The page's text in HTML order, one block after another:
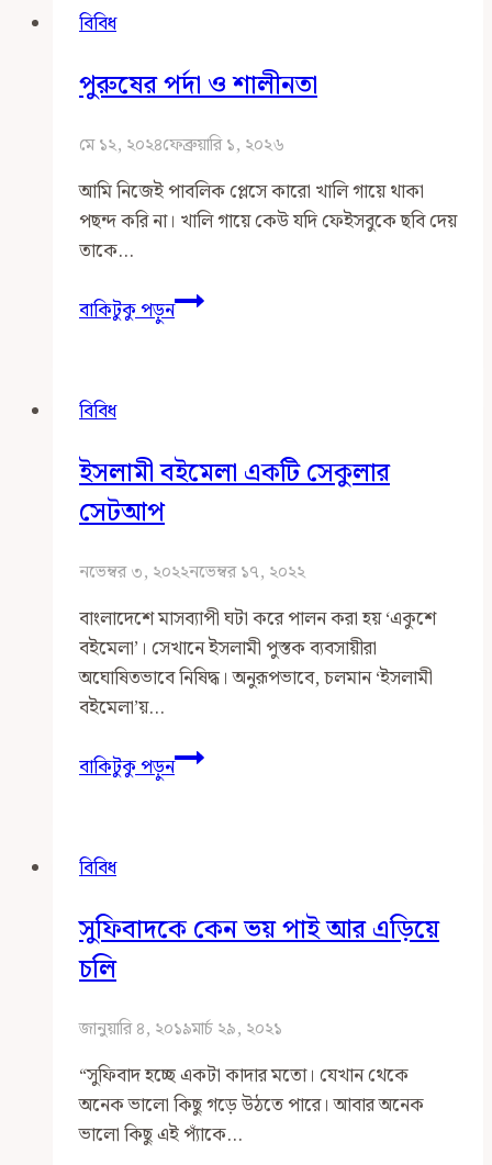
বিবিধ
পুরুষের পর্দা ও শালীনতা
মে ১২, ২০২৪ফেব্রুয়ারি ১, ২০২৬
আমি নিজেই পাবলিক প্লেসে কারো খালি গায়ে থাকা
পছন্দ করি না। খালি গায়ে কেউ যদি ফেইসবুকে ছবি দেয়
তাকে…
বাকিটুকু পড়ুনপুরুষের
পর্দা
বিবিধ
ইসলামী বইমেলা একটি সেকুলার
সেটআপ
নভেম্বর ৩, ২০২২নভেম্বর ১৭, ২০২২
বাংলাদেশে মাসব্যাপী ঘটা করে পালন করা হয় ‘একুশে
বইমেলা’। সেখানে ইসলামী পুস্তক ব্যবসায়ীরা
অঘোষিতভাবে নিষিদ্ধ। অনুরূপভাবে, চলমান ‘ইসলামী
বইমেলা’য়…
বাকিটুকু পড়ুনইসলামী
বইমেলা
বিবিধ
সুফিবাদকে কেন ভয় পাই আর এড়িয়ে
চলি
জানুয়ারি ৪, ২০১৯মার্চ ২৯, ২০২১
“সুফিবাদ হচ্ছে একটা কাদার মতো। যেখান থেকে
অনেক ভালো কিছু গড়ে উঠতে পারে। আবার অনেক
ভালো কিছু এই প্যাঁকে…